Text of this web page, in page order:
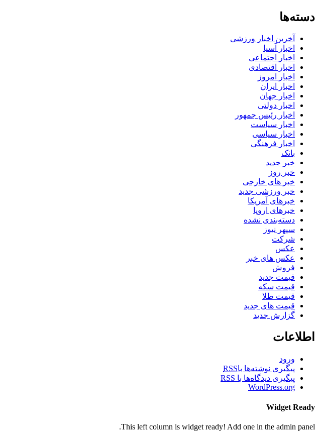
دسته‌ها
آخرین اخبار ورزشی
اخبار آسیا
اخبار اجتماعی
اخبار اقتصادی
اخبار امروز
اخبار ایران
اخبار جهان
اخبار دولتی
اخبار رئیس جمهور
اخبار سیاست
اخبار سیاسی
اخبار فرهنگی
بانک
خبر جدید
خبر روز
خبر های خارجی
خبر ورزشی جدید
خبرهای آمریکا
خبرهای اروپا
دسته‌بندی نشده
سپهر نیوز
شرکت
عکس
عکس های خبر
فروش
قیمت جدید
قیمت سکه
قیمت طلا
قیمت های جدید
گزارش جدید
اطلاعات
ورود
پیگیری نوشته‌ها باRSS
پیگیری دیدگاه‌ها با RSS
WordPress.org
Widget Ready
This left column is widget ready! Add one in the admin panel.